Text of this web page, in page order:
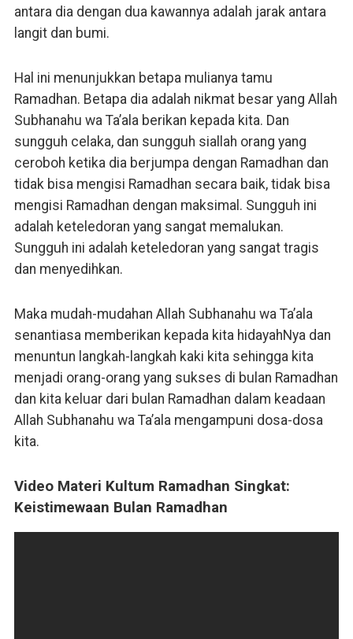
antara dia dengan dua kawannya adalah jarak antara
langit dan bumi.
Hal ini menunjukkan betapa mulianya tamu
Ramadhan. Betapa dia adalah nikmat besar yang Allah
Subhanahu wa Ta’ala berikan kepada kita. Dan
sungguh celaka, dan sungguh siallah orang yang
ceroboh ketika dia berjumpa dengan Ramadhan dan
tidak bisa mengisi Ramadhan secara baik, tidak bisa
mengisi Ramadhan dengan maksimal. Sungguh ini
adalah keteledoran yang sangat memalukan.
Sungguh ini adalah keteledoran yang sangat tragis
dan menyedihkan.
Maka mudah-mudahan Allah Subhanahu wa Ta’ala
senantiasa memberikan kepada kita hidayahNya dan
menuntun langkah-langkah kaki kita sehingga kita
menjadi orang-orang yang sukses di bulan Ramadhan
dan kita keluar dari bulan Ramadhan dalam keadaan
Allah Subhanahu wa Ta’ala mengampuni dosa-dosa
kita.
Video Materi Kultum Ramadhan Singkat:
Keistimewaan Bulan Ramadhan